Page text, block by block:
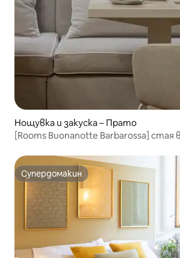
Нощувка и закуска – Прато
[Rooms Buonanotte Barbarossa] стая
Супердомакин
Супердомакин